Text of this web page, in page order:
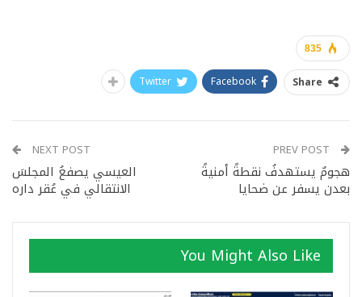
835
Share
Facebook
Twitter
هجومٌ يستهدفُ نقطةً أمنيةً
بعدن يسفر عن ضحايا
NEXT POST
العيسي يصفعُ المجلسَ
الانتقالي في عُقر داره
You Might Also Like